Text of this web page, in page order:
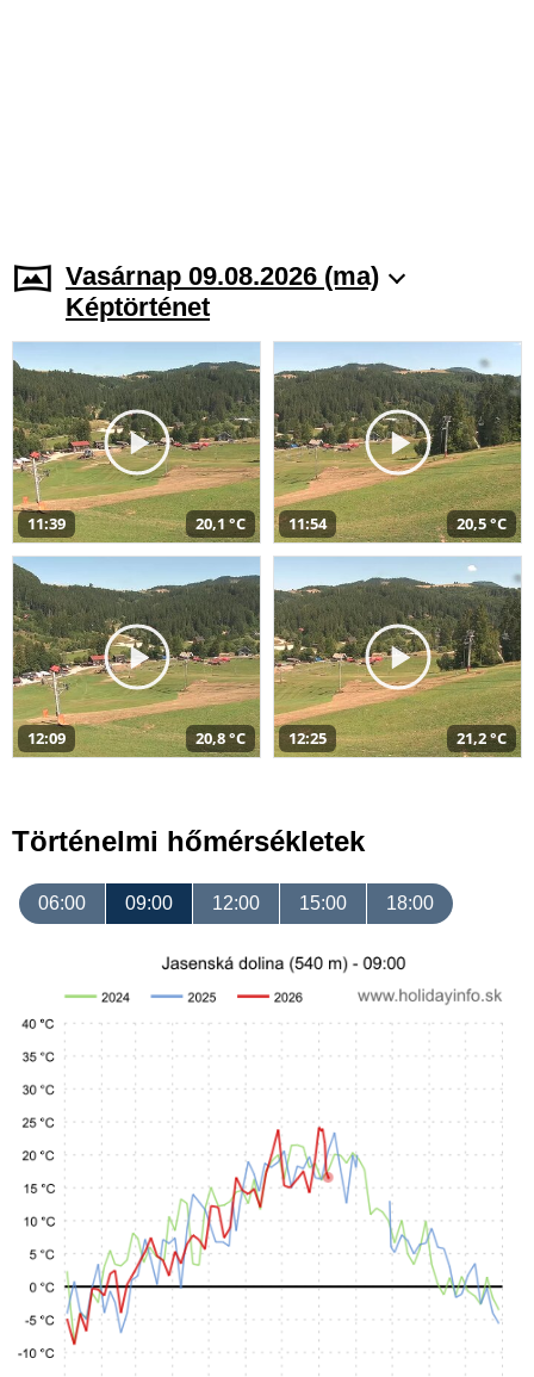
Vasárnap 09.08.2026 (ma)
Képtörténet
11:39 20,1 °C 11:54 20,5 °C
12:09 20,8 °C 12:25 21,2 °C
Történelmi hőmérsékletek
06:00 09:00 12:00 15:00 18:00